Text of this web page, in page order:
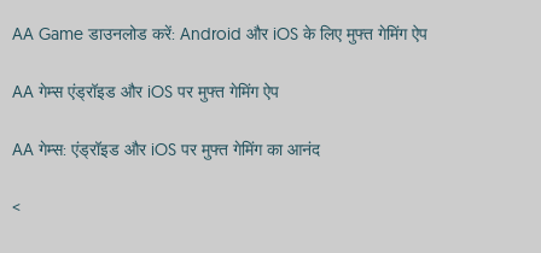
AA Game डाउनलोड करें: Android और iOS के लिए मुफ्त गेमिंग ऐप
AA गेम्स एंड्रॉइड और iOS पर मुफ्त गेमिंग ऐप
AA गेम्स: एंड्रॉइड और iOS पर मुफ्त गेमिंग का आनंद
<